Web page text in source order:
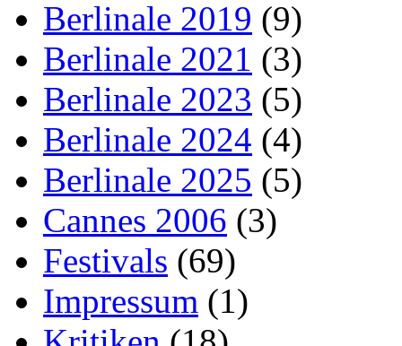
Berlinale 2019 (9)
Berlinale 2021 (3)
Berlinale 2023 (5)
Berlinale 2024 (4)
Berlinale 2025 (5)
Cannes 2006 (3)
Festivals (69)
Impressum (1)